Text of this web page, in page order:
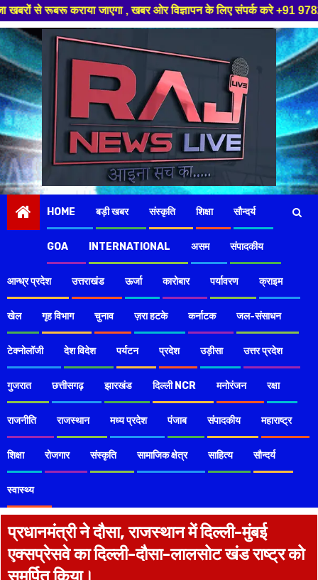
, खबर ओर विज्ञापन के लिए संपर्क करे +91 97826 56423 ,हमारे
Skip
to
content
HOME बड़ी खबर संस्कृति शिक्षा सौन्दर्य
GOA INTERNATIONAL असम संपादकीय
आन्ध्र प्रदेश उत्तराखंड ऊर्जा कारोबार पर्यावरण क्राइम
खेल गृह विभाग चुनाव ज़रा हटके कर्नाटक जल-संसाधन
टेक्नोलॉजी देश विदेश पर्यटन प्रदेश उड़ीसा उत्तर प्रदेश
गुजरात छत्तीसगढ़ झारखंड दिल्ली NCR मनोरंजन रक्षा
राजनीति राजस्थान मध्य प्रदेश पंजाब संपादकीय महाराष्ट्र
शिक्षा रोजगार संस्कृति सामाजिक क्षेत्र साहित्य सौन्दर्य
स्वास्थ्य
प्रधानमंत्री ने दौसा, राजस्थान में दिल्ली-मुंबई
एक्सप्रेसवे का दिल्ली-दौसा-लालसोट खंड राष्ट्र को